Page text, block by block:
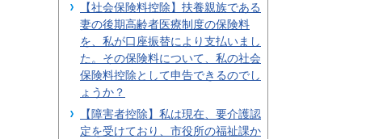
【社会保険料控除】扶養親族である
妻の後期高齢者医療制度の保険料
を、私が口座振替により支払いまし
た。その保険料について、私の社会
保険料控除として申告できるのでし
ょうか？
【障害者控除】私は現在、要介護認
定を受けており、市役所の福祉課か